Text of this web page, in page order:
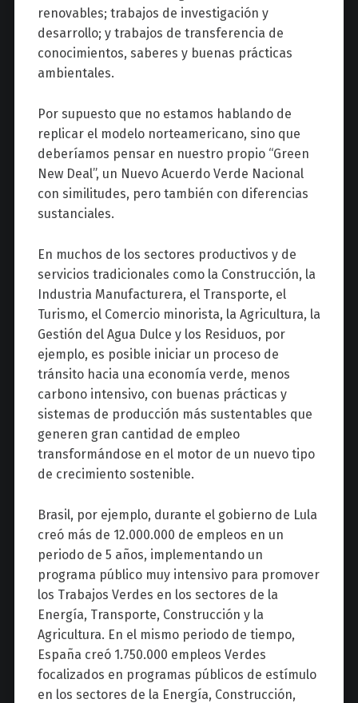
renovables; trabajos de investigación y
desarrollo; y trabajos de transferencia de
conocimientos, saberes y buenas prácticas
ambientales.
Por supuesto que no estamos hablando de
replicar el modelo norteamericano, sino que
deberíamos pensar en nuestro propio “Green
New Deal”, un Nuevo Acuerdo Verde Nacional
con similitudes, pero también con diferencias
sustanciales.
En muchos de los sectores productivos y de
servicios tradicionales como la Construcción, la
Industria Manufacturera, el Transporte, el
Turismo, el Comercio minorista, la Agricultura, la
Gestión del Agua Dulce y los Residuos, por
ejemplo, es posible iniciar un proceso de
tránsito hacia una economía verde, menos
carbono intensivo, con buenas prácticas y
sistemas de producción más sustentables que
generen gran cantidad de empleo
transformándose en el motor de un nuevo tipo
de crecimiento sostenible.
Brasil, por ejemplo, durante el gobierno de Lula
creó más de 12.000.000 de empleos en un
periodo de 5 años, implementando un
programa público muy intensivo para promover
los Trabajos Verdes en los sectores de la
Energía, Transporte, Construcción y la
Agricultura. En el mismo periodo de tiempo,
España creó 1.750.000 empleos Verdes
focalizados en programas públicos de estímulo
en los sectores de la Energía, Construcción,